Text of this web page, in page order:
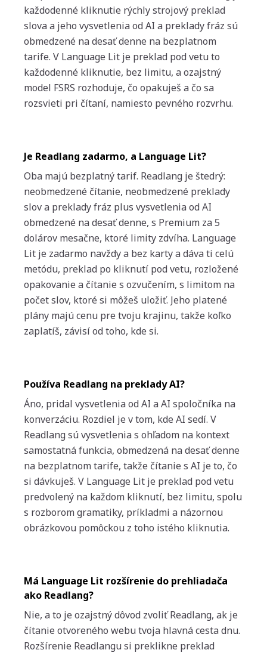
každodenné kliknutie rýchly strojový preklad
slova a jeho vysvetlenia od AI a preklady fráz sú
obmedzené na desať denne na bezplatnom
tarife. V Language Lit je preklad pod vetu to
každodenné kliknutie, bez limitu, a ozajstný
model FSRS rozhoduje, čo opakuješ a čo sa
rozsvieti pri čítaní, namiesto pevného rozvrhu.
Je Readlang zadarmo, a Language Lit?
Oba majú bezplatný tarif. Readlang je štedrý:
neobmedzené čítanie, neobmedzené preklady
slov a preklady fráz plus vysvetlenia od AI
obmedzené na desať denne, s Premium za 5
dolárov mesačne, ktoré limity zdvíha. Language
Lit je zadarmo navždy a bez karty a dáva ti celú
metódu, preklad po kliknutí pod vetu, rozložené
opakovanie a čítanie s ozvučením, s limitom na
počet slov, ktoré si môžeš uložiť. Jeho platené
plány majú cenu pre tvoju krajinu, takže koľko
zaplatíš, závisí od toho, kde si.
Používa Readlang na preklady AI?
Áno, pridal vysvetlenia od AI a AI spoločníka na
konverzáciu. Rozdiel je v tom, kde AI sedí. V
Readlang sú vysvetlenia s ohľadom na kontext
samostatná funkcia, obmedzená na desať denne
na bezplatnom tarife, takže čítanie s AI je to, čo
si dávkuješ. V Language Lit je preklad pod vetu
predvolený na každom kliknutí, bez limitu, spolu
s rozborom gramatiky, príkladmi a názornou
obrázkovou pomôckou z toho istého kliknutia.
Má Language Lit rozšírenie do prehliadača
ako Readlang?
Nie, a to je ozajstný dôvod zvoliť Readlang, ak je
čítanie otvoreného webu tvoja hlavná cesta dnu.
Rozšírenie Readlangu si preklikne preklad